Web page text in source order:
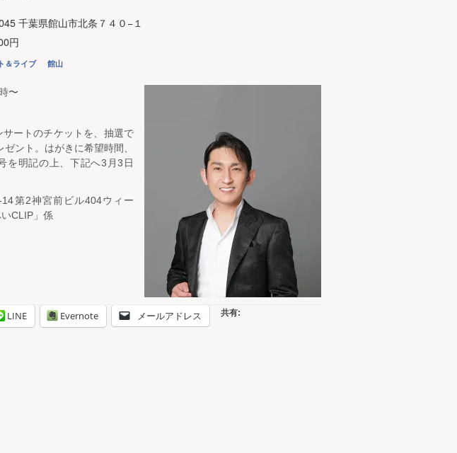
千葉県館山市北条７４０−１
円
＆ライブ 館山
〜
ートのチケットを、抽選で
ント。はがきに希望時間、
を明記の上、下記へ3月3日
第2神宮前ビル404ウィー
CLIP」係
共有:
LINE Evernote メールアドレス